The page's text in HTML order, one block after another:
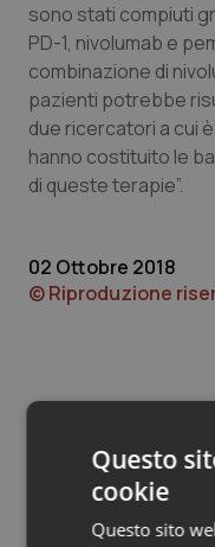
Valle D’Aosta
Veneto
Oncologia &
Psoriasi & pelle
Quotidiano
Quotidiano
sono stati compiuti
PD-1, nivolumab e
combinazione di
pazienti potrebbe
due ricercatori a cui
hanno costituito le
di queste terapie”.
02 Ottobre 2018
© Riproduzione
Campania
Questo
cookie
Questo sito